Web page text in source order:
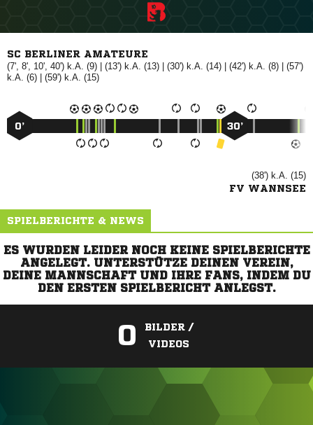
SC BERLINER AMATEURE
(7', 8', 10', 40') k.A. (9) | (13') k.A. (13) | (30') k.A. (14) | (42') k.A. (8) | (57')
k.A. (6) | (59') k.A. (15)
0’ 30’
(38') k.A. (15)
FV WANNSEE
SPIELBERICHTE & NEWS
ES WURDEN LEIDER NOCH KEINE SPIELBERICHTE
ANGELEGT. UNTERSTÜTZE DEINEN VEREIN,
DEINE MANNSCHAFT UND IHRE FANS, INDEM DU
DEN ERSTEN SPIELBERICHT ANLEGST.
0
BILDER /
VIDEOS